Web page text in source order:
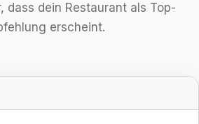
dass dein Restaurant als Top-
erscheint.